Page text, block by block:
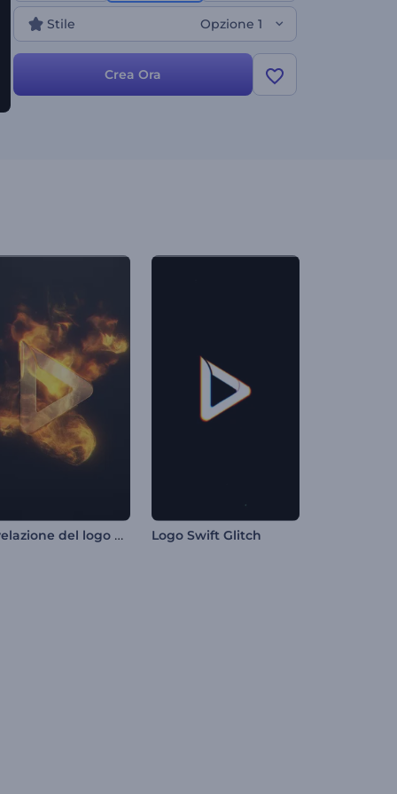
brillare il tuo brand!
Stile Opzione 1
Crea Ora
Rivelazione del logo di Fire Blaze Logo Swift Glitch